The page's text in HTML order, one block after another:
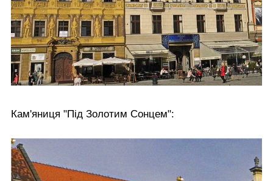
Кам'яниця "Під Золотим Сонцем":